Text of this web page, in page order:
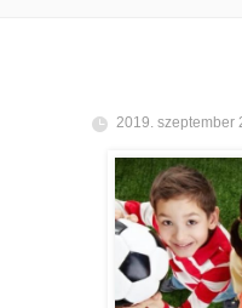
2019. szeptember